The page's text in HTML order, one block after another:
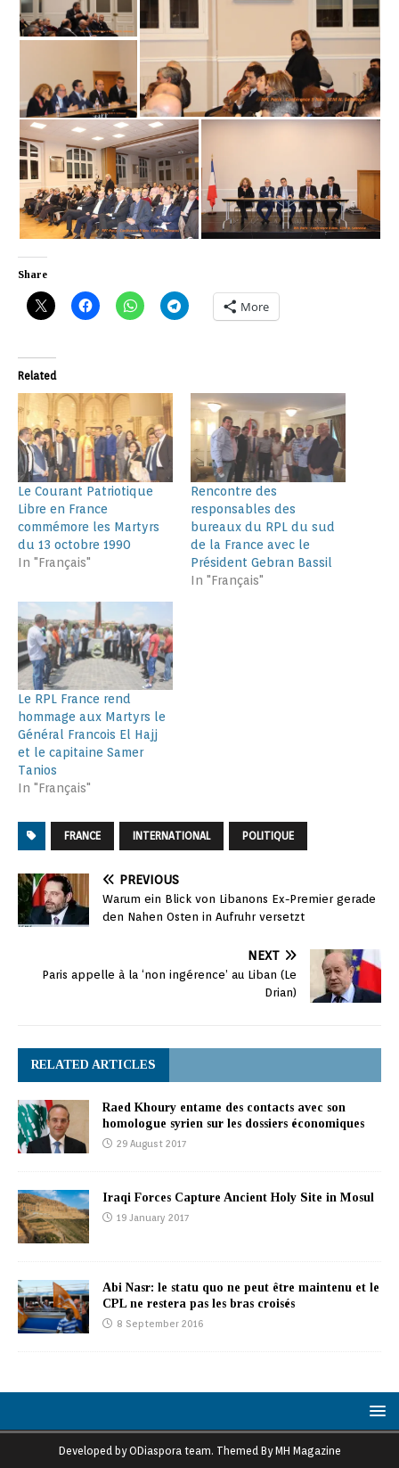
Share
More
Related
Le Courant Patriotique
Libre en France
commémore les Martyrs
du 13 octobre 1990
In "Français"
Rencontre des
responsables des
bureaux du RPL du sud
de la France avec le
Président Gebran Bassil
In "Français"
Le RPL France rend
hommage aux Martyrs le
Général Francois El Hajj
et le capitaine Samer
Tanios
In "Français"
FRANCE INTERNATIONAL POLITIQUE
PREVIOUS
Warum ein Blick von Libanons Ex-Premier gerade
den Nahen Osten in Aufruhr versetzt
NEXT
Paris appelle à la ‘non ingérence’ au Liban (Le
Drian)
RELATED ARTICLES
Raed Khoury entame des contacts avec son
homologue syrien sur les dossiers économiques
29 August 2017
Iraqi Forces Capture Ancient Holy Site in Mosul
19 January 2017
Abi Nasr: le statu quo ne peut être maintenu et le
CPL ne restera pas les bras croisés
8 September 2016
Developed by ODiaspora team. Themed By MH Magazine